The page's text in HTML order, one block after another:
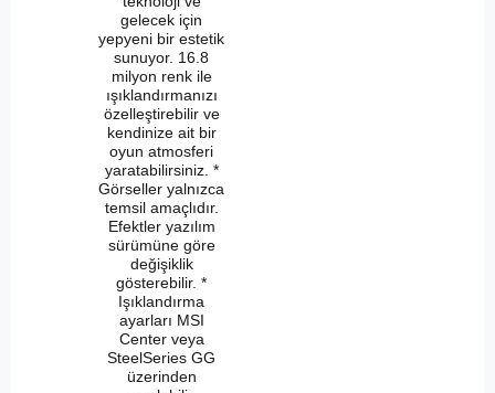
gelecek için
yepyeni bir estetik
sunuyor. 16.8
milyon renk ile
ışıklandırmanızı
özelleştirebilir ve
kendinize ait bir
oyun atmosferi
yaratabilirsiniz. *
Görseller yalnızca
temsil amaçlıdır.
Efektler yazılım
sürümüne göre
değişiklik
gösterebilir. *
Işıklandırma
ayarları MSI
Center veya
SteelSeries GG
üzerinden